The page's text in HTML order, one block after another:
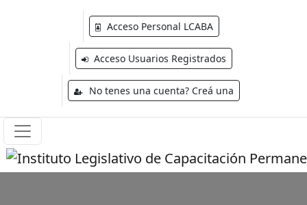
Acceso Personal LCABA
Acceso Usuarios Registrados
No tenes una cuenta? Creá una